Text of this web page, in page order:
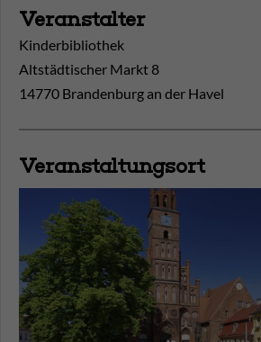
Veranstalter
Kinderbibliothek
Altstädtischer Markt 8
14770 Brandenburg an der Havel
Veranstaltungsort